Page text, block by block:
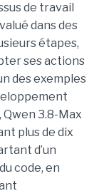
de travail
dans des
étapes,
ses actions
des exemples
Qwen 3.8-Max
plus de dix
d’un
code, en